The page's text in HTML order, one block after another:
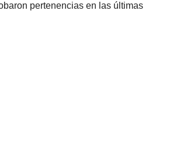
pertenencias en las últimas